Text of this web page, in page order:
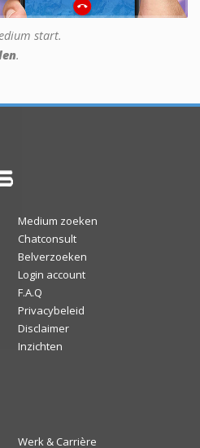
start.
.
Medium zoeken
Chatconsult
Belverzoeken
Login account
F.A.Q
Privacybeleid
Disclaimer
Inzichten
Werk & Carrière